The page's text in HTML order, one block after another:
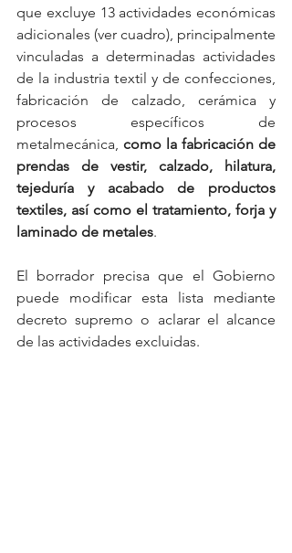
que excluye 13 actividades económicas
adicionales (ver cuadro), principalmente
vinculadas a determinadas actividades
de la industria textil y de confecciones,
fabricación de calzado, cerámica y
procesos específicos de
metalmecánica, como la fabricación de
prendas de vestir, calzado, hilatura,
tejeduría y acabado de productos
textiles, así como el tratamiento, forja y
laminado de metales.
El borrador precisa que el Gobierno
puede modificar esta lista mediante
decreto supremo o aclarar el alcance
de las actividades excluidas.